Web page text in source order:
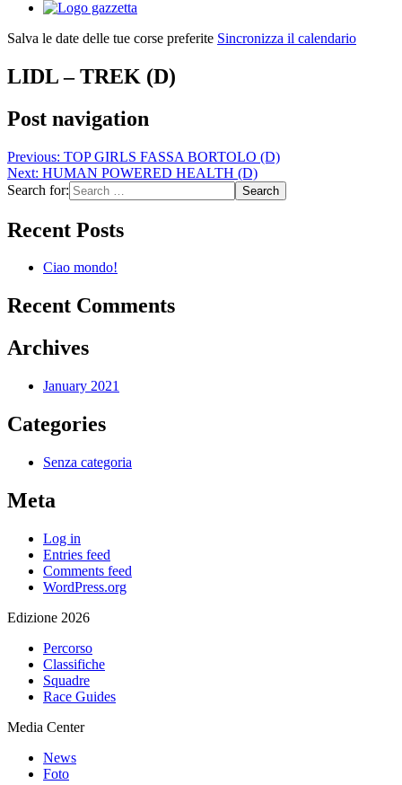
Salva le date delle tue corse preferite Sincronizza il calendario
LIDL – TREK (D)
Post navigation
Previous: TOP GIRLS FASSA BORTOLO (D)
Next: HUMAN POWERED HEALTH (D)
Search for:
Recent Posts
Ciao mondo!
Recent Comments
Archives
January 2021
Categories
Senza categoria
Meta
Log in
Entries feed
Comments feed
WordPress.org
Edizione 2026
Percorso
Classifiche
Squadre
Race Guides
Media Center
News
Foto